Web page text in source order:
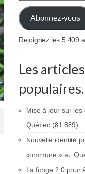
Abonnez-vous
Rejoignez les 5 409
Les
populaires.
Mise à jour sur les
Québec (81 889)
Nouvelle identité
commune » au
La fonge 2.0 pour